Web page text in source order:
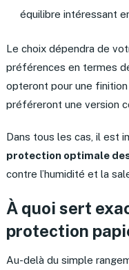
équilibre intéressant
Le choix dépendra de
préférences en termes
opteront pour une finition
préféreront une version
Dans tous les cas, il est
protection optimale
contre l’humidité et la
À quoi sert
protection
Au-delà du simple